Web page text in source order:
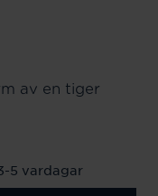
av en tiger
5 vardagar